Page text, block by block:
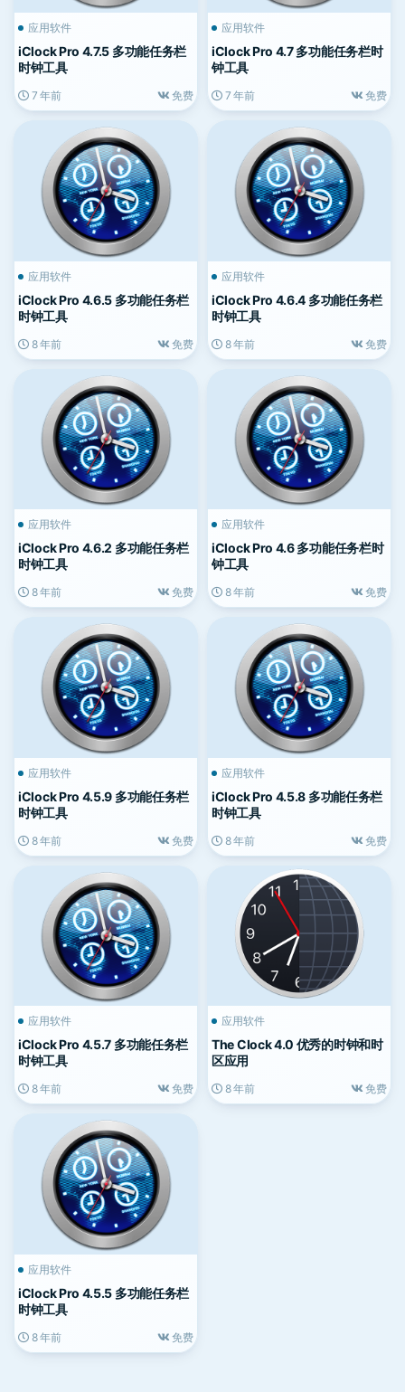
应用软件
iClock Pro 4.7.5 多功能任务栏
时钟工具
7 年前 免费
应用软件
iClock Pro 4.7 多功能任务栏时
钟工具
7 年前 免费
应用软件
iClock Pro 4.6.5 多功能任务栏
时钟工具
8 年前 免费
应用软件
iClock Pro 4.6.4 多功能任务栏
时钟工具
8 年前 免费
应用软件
iClock Pro 4.6.2 多功能任务栏
时钟工具
8 年前 免费
应用软件
iClock Pro 4.6 多功能任务栏时
钟工具
8 年前 免费
应用软件
iClock Pro 4.5.9 多功能任务栏
时钟工具
8 年前 免费
应用软件
iClock Pro 4.5.8 多功能任务栏
时钟工具
8 年前 免费
应用软件
iClock Pro 4.5.7 多功能任务栏
时钟工具
8 年前 免费
应用软件
The Clock 4.0 优秀的时钟和时
区应用
8 年前 免费
应用软件
iClock Pro 4.5.5 多功能任务栏
时钟工具
8 年前 免费